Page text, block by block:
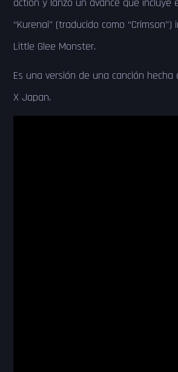
“Kurenai” (traducido como
Little Glee Monster.
Es una versión de una canción
X Japan.